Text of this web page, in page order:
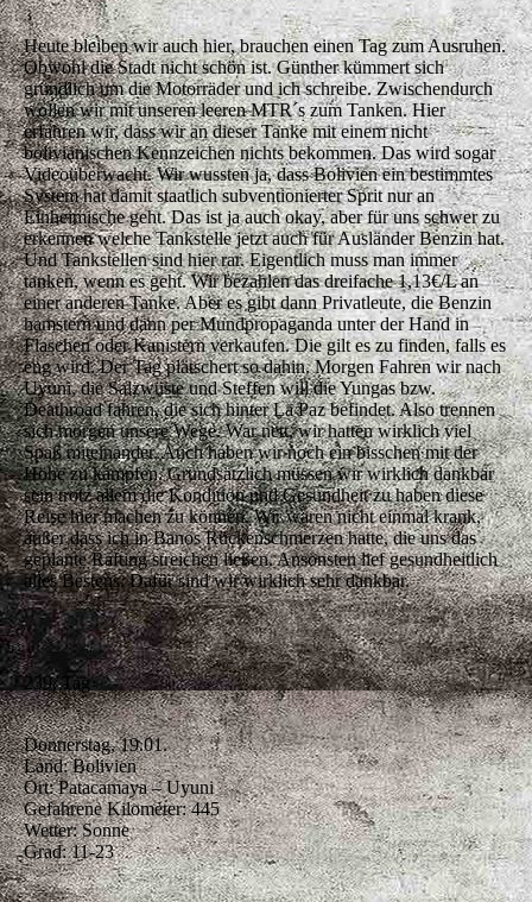
Heute bleiben wir auch hier, brauchen einen Tag zum Ausruhen.
Obwohl die Stadt nicht schön ist. Günther kümmert sich
gründlich um die Motorräder und ich schreibe. Zwischendurch
wollen wir mit unseren leeren MTR´s zum Tanken. Hier
erfahren wir, dass wir an dieser Tanke mit einem nicht
bolivianischen Kennzeichen nichts bekommen. Das wird sogar
Videoüberwacht. Wir wussten ja, dass Bolivien ein bestimmtes
System hat damit staatlich subventionierter Sprit nur an
Einheimische geht. Das ist ja auch okay, aber für uns schwer zu
erkennen welche Tankstelle jetzt auch für Ausländer Benzin hat.
Und Tankstellen sind hier rar. Eigentlich muss man immer
tanken, wenn es geht. Wir bezahlen das dreifache 1,13€/L an
einer anderen Tanke. Aber es gibt dann Privatleute, die Benzin
hamstern und dann per Mundpropaganda unter der Hand in
Flaschen oder Kanistern verkaufen. Die gilt es zu finden, falls es
eng wird. Der Tag plätschert so dahin. Morgen Fahren wir nach
Uyuni, die Salzwüste und Steffen will die Yungas bzw.
Deathroad fahren, die sich hinter La Paz befindet. Also trennen
sich morgen unsere Wege. War nett, wir hatten wirklich viel
Spaß miteinander. Auch haben wir noch ein bisschen mit der
Höhe zu kämpfen. Grundsätzlich müssen wir wirklich dankbar
sein trotz allem die Kondition und Gesundheit zu haben diese
Reise hier machen zu können. Wir waren nicht einmal krank,
außer dass ich in Banos Rückenschmerzen hatte, die uns das
geplante Rafting streichen ließen. Ansonsten lief gesundheitlich
alles Bestens. Dafür sind wir wirklich sehr dankbar.
239. Tag
Donnerstag, 19.01.
Land: Bolivien
Ort: Patacamaya – Uyuni
Gefahrene Kilometer: 445
Wetter: Sonne
Grad: 11-23